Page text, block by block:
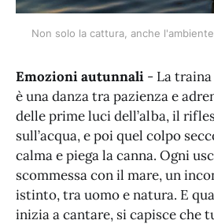
Non solo la cattura, anche
Emozioni autunnali - La
è una danza tra pazienza e
delle prime luci dell’alba, il
sull’acqua, e poi quel colpo
calma e piega la canna. Ogni
scommessa con il mare, un
istinto, tra uomo e natura. E
inizia a cantare, si capisce che